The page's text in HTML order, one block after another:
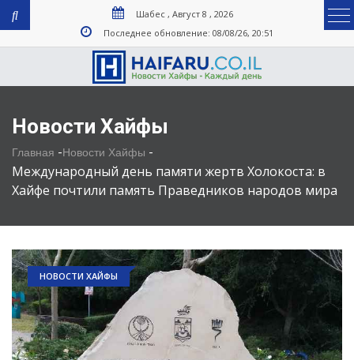
Шабес , Август 8 , 2026
Последнее обновление: 08/08/26, 20:51
Новости Хайфы
Главная -Новости Хайфы -
Международный день памяти жертв Холокоста: в
Хайфе почтили память Праведников народов мира
НОВОСТИ ХАЙФЫ